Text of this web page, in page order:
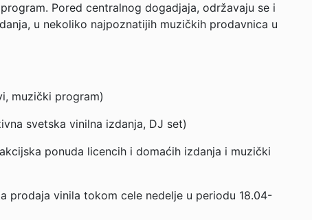
Pored centralnog dogadjaja, održavaju se i
u nekoliko najpoznatijih muzičkih prodavnica u
muzički program)
svetska vinilna izdanja, DJ set)
ponuda licencih i domaćih izdanja i muzički
prodaja vinila tokom cele nedelje u periodu 18.04-